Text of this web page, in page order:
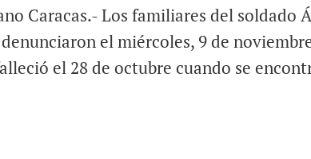
Caracas.- Los familiares del soldado
el miércoles, 9 de
el 28 de octubre cuando se